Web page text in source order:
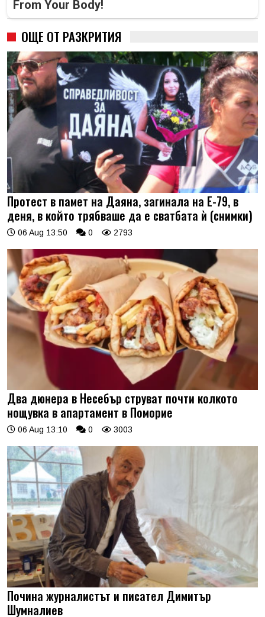
From Your Body!
ОЩЕ ОТ РАЗКРИТИЯ
Протест в памет на Даяна, загинала на Е-79, в
деня, в който трябваше да е сватбата ѝ (снимки)
06 Aug 13:50 0 2793
Два дюнера в Несебър струват почти колкото
нощувка в апартамент в Поморие
06 Aug 13:10 0 3003
Почина журналистът и писател Димитър
Шумналиев